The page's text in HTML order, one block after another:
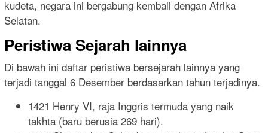
kudeta, negara ini bergabung kembali dengan Afrika
Selatan.
Peristiwa Sejarah lainnya
Di bawah ini daftar peristiwa bersejarah lainnya yang
terjadi tanggal 6 Desember berdasarkan tahun terjadinya.
1421 Henry VI, raja Inggris termuda yang naik
takhta (baru berusia 269 hari).